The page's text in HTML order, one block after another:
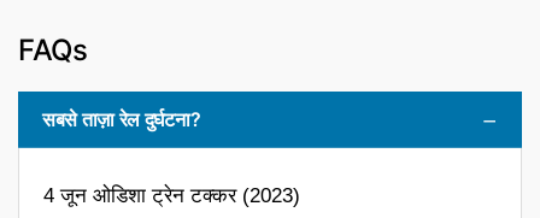
FAQs
सबसे ताज़ा रेल दुर्घटना?
4 जून ओडिशा ट्रेन टक्कर (2023)